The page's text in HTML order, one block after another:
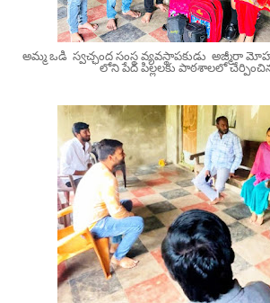
అమ్మ ఒడి స్వచ్ఛంద సంస్థ వ్యవస్థాపకుడు అజ్మీరా
లోని పేద పిల్లలకు పాఠశాలలో